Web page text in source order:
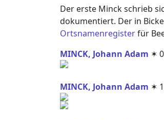
Der erste Minck schrieb
dokumentiert. Der in
Ortsnamenregisterfür
MINCK, Johann Adam ✶
MINCK, Johann Adam ✶